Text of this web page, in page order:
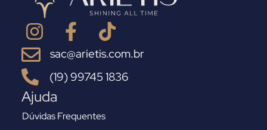
sac@arietis.com.br
(19) 99745 1836
Ajuda
Dúvidas Frequentes